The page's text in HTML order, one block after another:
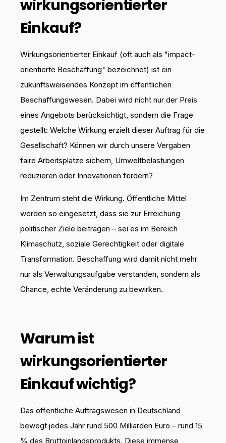
wirkungsorientierter
Einkauf?
Wirkungsorientierter Einkauf (oft auch als "impact-
orientierte Beschaffung" bezeichnet) ist ein
zukunftsweisendes Konzept im öffentlichen
Beschaffungswesen. Dabei wird nicht nur der Preis
eines Angebots berücksichtigt, sondern die Frage
gestellt: Welche Wirkung erzielt dieser Auftrag für die
Gesellschaft? Können wir durch unsere Vergaben
faire Arbeitsplätze sichern, Umweltbelastungen
reduzieren oder Innovationen fördern?
Im Zentrum steht die Wirkung. Öffentliche Mittel
werden so eingesetzt, dass sie zur Erreichung
politischer Ziele beitragen – sei es im Bereich
Klimaschutz, soziale Gerechtigkeit oder digitale
Transformation. Beschaffung wird damit nicht mehr
nur als Verwaltungsaufgabe verstanden, sondern als
Chance, echte Veränderung zu bewirken.
Warum ist
wirkungsorientierter
Einkauf wichtig?
Das öffentliche Auftragswesen in Deutschland
bewegt jedes Jahr rund 500 Milliarden Euro – rund 15
% des Bruttoinlandsprodukts. Diese immense